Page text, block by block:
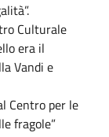
Culturale
era il
Vandi e
Centro per le
fragole”